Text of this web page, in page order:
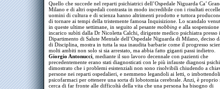
Quello che succede nel reparti psichiatrici dell’Ospedale Niguarda Ca’
Milano e di altri ospedali contrasta in modo incredibile con i risultati
uomini di cultura e di scienza hanno altrimenti prodotto e tuttora
di tornare ai tempi della tristemente famosa Inquisizione. Lo scandalo
in queste ultime settimane, in seguito al pesante mobbing e alla
incarico subìti dalla Dr Nicoletta Calchi, dirigente medico psichiatra presso
Dipartimento di Salute Mentale dell’Ospedale Niguarda di Milano, deciso
di Disciplina, mostra in tutta la sua inaudita barbarie come il progresso
molti ambiti non solo si sia arrestato, ma abbia fatto giganti passi indietro.
Giorgio Antonucci , mediante il suo lavoro decennale con pazienti che
precedentemente erano stati diagnosticati con le più infauste diagnosi
dimostrato che i problemi esistenziali non sono risolvibili chiudendo a
persone nei reparti ospedalieri, e nemmeno legandoli ai letti, o
psicofarmaci per ottenere una sorta di lobotomia cerebrale. Anzi, è proprio
cerca di far fronte alle difficoltà della vita che una persona ha bisogno di